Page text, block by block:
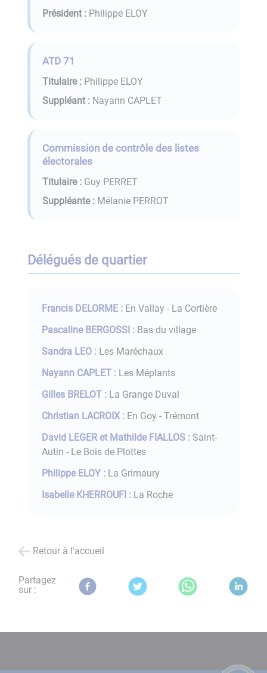
Président : Philippe ELOY
ATD 71
Titulaire : Philippe ELOY
Suppléant : Nayann CAPLET
Commission de contrôle des listes
électorales
Titulaire : Guy PERRET
Suppléante : Mélanie PERROT
Délégués de quartier
Francis DELORME : En Vallay - La Cortière
Pascaline BERGOSSI : Bas du village
Sandra LEO : Les Maréchaux
Nayann CAPLET : Les Méplants
Gilles BRELOT : La Grange Duval
Christian LACROIX : En Goy - Trémont
David LEGER et Mathilde FIALLOS : Saint-
Autin - Le Bois de Plottes
Philippe ELOY : La Grimaury
Isabelle KHERROUFI : La Roche
Retour à l'accueil
Partagez
sur :